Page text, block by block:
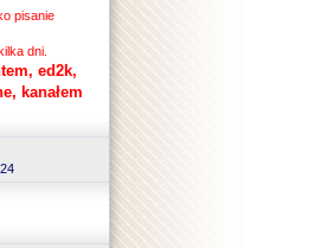
pisanie
dni.
ed2k,
kanałem